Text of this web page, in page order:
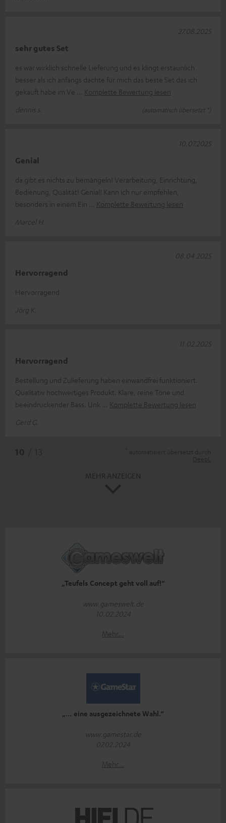
sehr gutes Set
es war wirklich schnelle Lieferung und es klingt erstaunlich
besser als ich anfangs dachte für mich das beste Set das ich
gekauft habe im Ve
Komplette Bewertung lesen
dennis s.
(automatisch übersetzt *)
27.08.2025
Genial
da gibt es nichts zu bemängeln! Verarbeitung, Einrichtung,
Bedienung, Qualität! Genial! Kann ich nur empfehlen,
besonders in einem Ein
Komplette Bewertung lesen
Marcel H.
10.07.2025
Hervorragend
Hervorragend
Jörg K.
08.04.2025
Hervorragend
Bestellung und Zulieferung haben einwandfrei funktioniert.
Qualitativ hochwertiges Produkt. Klare, reine Töne und
beeindruckender Bass. Unk
Komplette Bewertung lesen
Gerd G.
11.02.2025
„Teufels Concept geht voll auf!“
www.gameswelt.de
10.02.2024
Mehr...
„… eine ausgezeichnete Wahl.“
www.gamestar.de
07.02.2024
Mehr...